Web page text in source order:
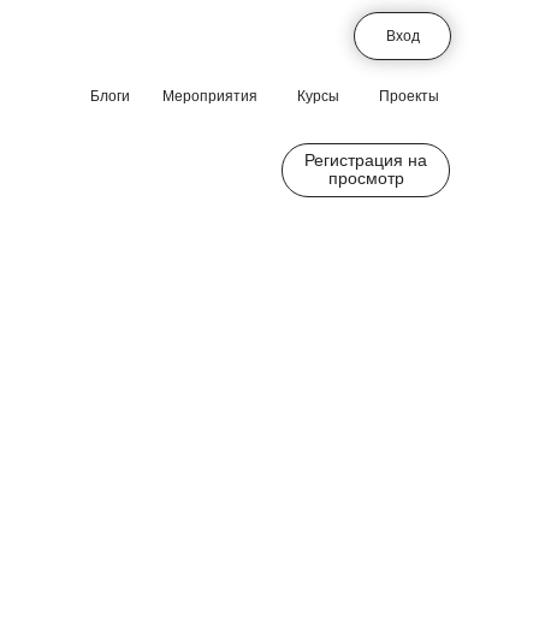
Курсы
Мероприятия Проекты
Блоги
Вход
Регистрация на
просмотр